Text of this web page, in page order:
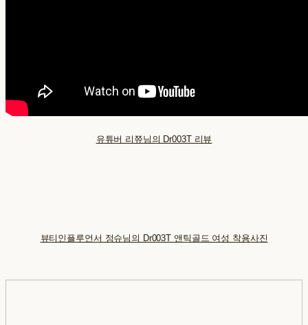
유튜버 리쮸님의 Dr003T 리뷰
뷰티인플루언서 정슈님의 Dr003T 앤틱골드 여성 착용사진